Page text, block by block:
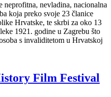
nevladina, nacionalna
koja preko svoje 23 članice
Hrvatske, te skrbi za oko 13
1921. godine u Zagrebu što
s invaliditetom u Hrvatskoj
Film Festival